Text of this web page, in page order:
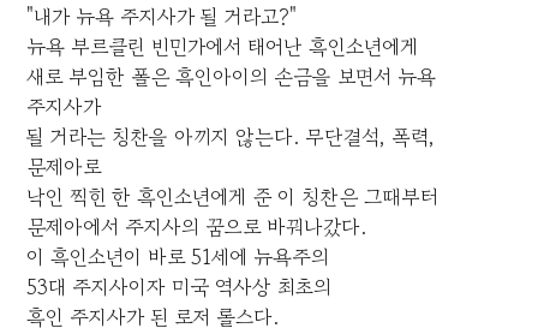
"내가 뉴욕 주지사가 될 거라고?"
뉴욕 부르클린 빈민가에서 태어난 흑인소년에게
새로 부임한 폴은 흑인아이의 손금을 보면서 뉴욕
주지사가
될 거라는 칭찬을 아끼지 않는다. 무단결석, 폭력,
문제아로
낙인 찍힌 한 흑인소년에게 준 이 칭찬은 그때부터
문제아에서 주지사의 꿈으로 바꿔나갔다.
이 흑인소년이 바로 51세에 뉴욕주의
53대 주지사이자 미국 역사상 최초의
흑인 주지사가 된 로저 롤스다.